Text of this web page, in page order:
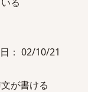
： 02/10/21
が書ける